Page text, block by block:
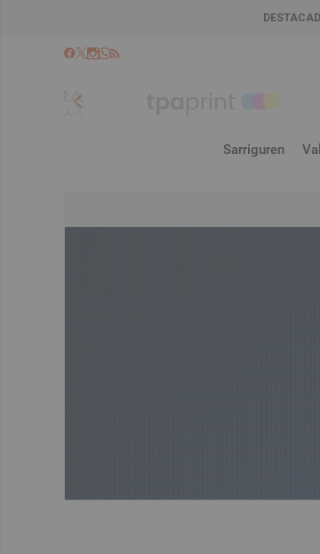
chevron_left
Sarriguren